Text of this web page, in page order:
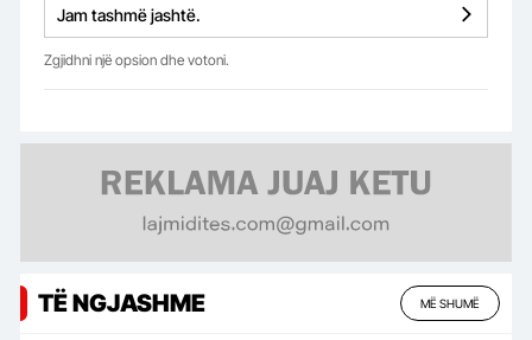
Jam tashmë jashtë.
Zgjidhni një opsion dhe votoni.
TË NGJASHME MË SHUMË